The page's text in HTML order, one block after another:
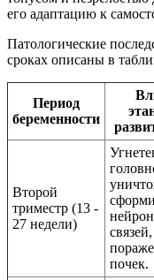
его адаптацию к
Патологические
сроках описаны в
Период
беременности
Второй
триместр (13 -
27 недели)
связей,
почек.